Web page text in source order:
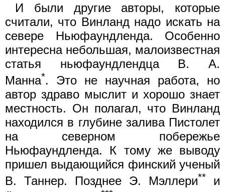
И были другие авторы, которые
считали, что Винланд надо искать на
севере Ньюфаундленда. Особенно
интересна небольшая, малоизвестная
статья ньюфаундлендца В. А.
Манна*. Это не научная работа, но
автор здраво мыслит и хорошо знает
местность. Он полагал, что Винланд
находился в глубине залива Пистолет
на северном побережье
Ньюфаундленда. К тому же выводу
пришел выдающийся финский ученый
В. Таннер. Позднее Э. Мэллери**
и